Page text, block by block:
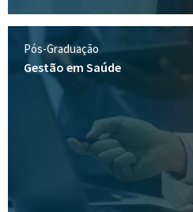
Pós-Graduação
Gestão em Saúde